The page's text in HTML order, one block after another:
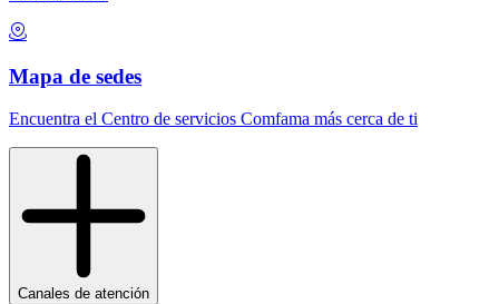
Mapa de sedes
Encuentra el Centro de servicios Comfama más cerca de ti
Canales de atención